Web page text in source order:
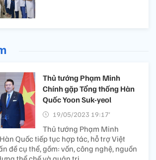
Thủ tướng Phạm Minh
Chính gặp Tổng thống Hàn
Quốc Yoon Suk-yeol
19/05/2023 19:17’
Thủ tướng Phạm Minh
Quốc tiếp tục hợp tác, hỗ trợ Việt
đề cụ thể, gồm: vốn, công nghệ, nguồn